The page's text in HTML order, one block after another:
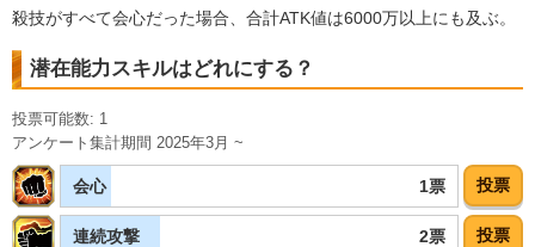
天才戦士
天界の出来事
時間制限
地球育ちの戦士
・気力+5
【一致するリンクスキル(4)】
合体戦士
殺技がすべて会心だった場合、合計ATK値は6000万以上にも及ぶ。
潜在能力スキルはどれにする？
投票可能数: 1
アンケート集計期間 2025年3月 ~
会心 1票 投票
連続攻撃 2票 投票